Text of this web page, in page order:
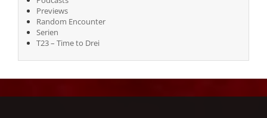
Previews
Random Encounter
Serien
T23 – Time to Drei